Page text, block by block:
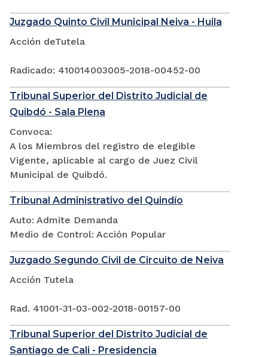
Juzgado Quinto Civil Municipal Neiva - Huila
Acción deTutela
Radicado: 410014003005-2018-00452-00
Tribunal Superior del Distrito Judicial de
Quibdó - Sala Plena
Convoca:
A los Miembros del registro de elegible
Vigente, aplicable al cargo de Juez Civil
Municipal de Quibdó.
Tribunal Administrativo del Quindío
Auto: Admite Demanda
Medio de Control: Acción Popular
Juzgado Segundo Civil de Circuito de Neiva
Acción Tutela
Rad. 41001-31-03-002-2018-00157-00
Tribunal Superior del Distrito Judicial de
Santiago de Cali - Presidencia